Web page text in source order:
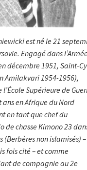
est né le 21
Engagé dans l’Armée
décembre 1951, Saint-
Amilakvari 1954-1956),
l’École Supérieure de
ans en Afrique du Nord
en tant que chef du
de chasse Kimono 23
(Berbères non islamisés) –
fois cité – et comme
de compagnie au 2e